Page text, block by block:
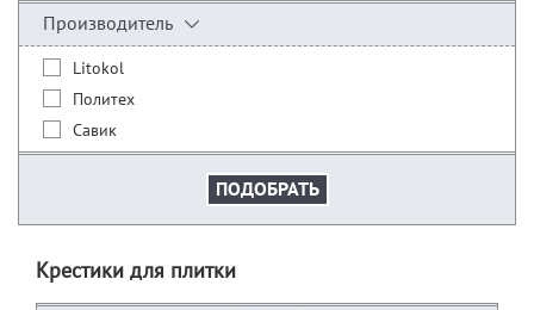
Производитель
Litokol
Политех
Савик
Крестики для плитки